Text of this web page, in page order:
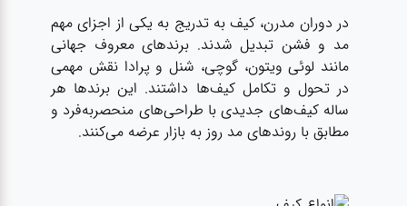
در دوران مدرن، کیف‌ به تدریج به یکی از اجزای مهم
مد و فشن تبدیل شدند. برندهای معروف جهانی
مانند لوئی ویتون، گوچی، شنل و پرادا نقش مهمی
در تحول و تکامل کیف‌ها داشتند. این برندها هر
ساله کیف‌های جدیدی با طراحی‌های منحصربه‌فرد و
مطابق با روندهای مد روز به بازار عرضه می‌کنند.